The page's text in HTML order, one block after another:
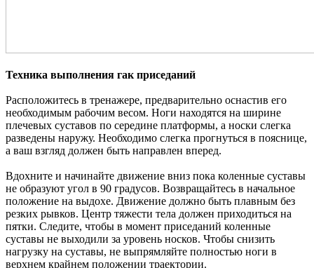
Техника выполнения гак приседаний
Расположитесь в тренажере, предварительно оснастив его
необходимым рабочим весом. Ноги находятся на ширине
плечевых суставов по середине платформы, а носки слегка
разведены наружу. Необходимо слегка прогнуться в пояснице,
а ваш взгляд должен быть направлен вперед.
Вдохните и начинайте движение вниз пока коленные суставы
не образуют угол в 90 градусов. Возвращайтесь в начальное
положение на выдохе. Движение должно быть плавным без
резких рывков. Центр тяжести тела должен приходиться на
пятки. Следите, чтобы в момент приседаний коленные
суставы не выходили за уровень носков. Чтобы снизить
нагрузку на суставы, не выпрямляйте полностью ноги в
верхнем крайнем положении траектории.